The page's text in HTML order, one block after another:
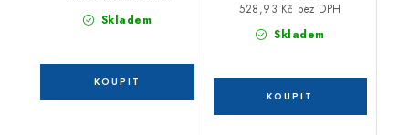
Skladem
Skladem
528,93 Kč bez DPH